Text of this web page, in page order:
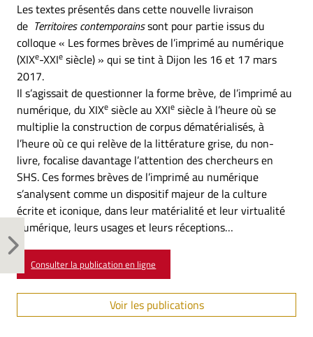
Les textes présentés dans cette nouvelle livraison
de Territoires contemporainssont pour partie issus du
colloque « Les formes brèves de l’imprimé au numérique
(XIXe-XXIe siècle) » qui se tint à Dijon les 16 et 17 mars
2017.
Il s’agissait de questionner la forme brève, de l’imprimé au
numérique, du XIXe siècle au XXIe siècle à l’heure où se
multiplie la construction de corpus dématérialisés, à
l’heure où ce qui relève de la littérature grise, du non-
livre, focalise davantage l’attention des chercheurs en
SHS. Ces formes brèves de l’imprimé au numérique
s’analysent comme un dispositif majeur de la culture
écrite et iconique, dans leur matérialité et leur virtualité
numérique, leurs usages et leurs réceptions…
Consulter la publication en ligne
Voir les publications